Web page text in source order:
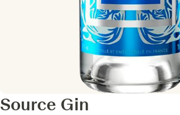
Source Gin